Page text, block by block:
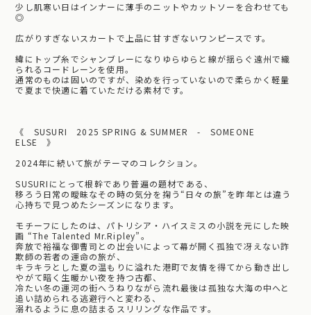
少し肌寒い日はインナーに薄手のニットやカットソーを合わせても
◎
広がりすぎないスカートで上品に甘すぎないワンピースです。
緯にトップ糸でシャンブレーになりゆらゆらと線が揺らぐ遠州で織
られるコードレーンを使用。
通常のものは固いのですが、染めを行っていないので柔らかく軽量
で夏まで快適に着ていただける素材です。
《 SUSURI 2025 SPRING & SUMMER - SOMEONE
ELSE 》
2024年に続いて旅がテーマのコレクション。
SUSURIにとって根幹であり普遍の題材である、
移ろう日常の曖昧なその時の気分を掬う“日々の旅”を昨年とは違う
心持ちで見つめたシーズンになります。
モチーフにしたのは、パトリシア・ハイスミスの小説を元にした映
画 “The Talented Mr.Ripley”。
奔放で裕福な御曹司との出会いによって幕が開く孤独で冴えない詐
欺師の若者の運命の旅が、
キラキラとした夏の温もりに溢れた港町で友情を得てから動き出し
やがて暗く生暖かい夜を持つ古都、
冷たい冬の運河の街へうねりながら流れ最後は孤独な大海の中へと
追い詰められる逃避行へと変わる、
溺れるように息の詰まるスリリングな作品です。